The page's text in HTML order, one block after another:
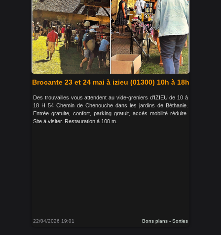
Brocante 23 et 24 mai à izieu (01300) 10h à 18h
Des trouvailles vous attendent au vide-greniers d'IZIEU de 10 à
18 H 54 Chemin de Chenouche dans les jardins de Béthanie.
Entrée gratuite, confort, parking gratuit, accès mobilité réduite.
Site à visiter. Restauration à 100 m.
22/04/2026 19:01 Bons plans - Sorties